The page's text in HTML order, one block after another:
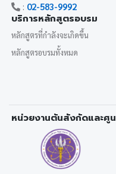
: 02-583-9992
บริการหลักสูตรอบรม
หลักสูตรที่กำลังจะเกิดขึ้น
หลักสูตรอบรมทั้งหมด
หน่วยงานต้นสังกัดและศู